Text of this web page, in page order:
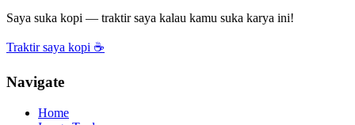
Saya suka kopi — traktir saya kalau kamu suka karya ini!
Traktir saya kopi ☕
Navigate
Home